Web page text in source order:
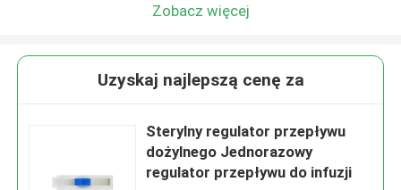
Zobacz więcej
Uzyskaj najlepszą cenę za
Sterylny regulator przepływu
dożylnego Jednorazowy
regulator przepływu do infuzji